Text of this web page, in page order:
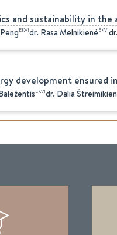
and sustainability in
PengEKVIdr. Rasa MelnikienėEKVIdr.
development
EKVIdr. Dalia